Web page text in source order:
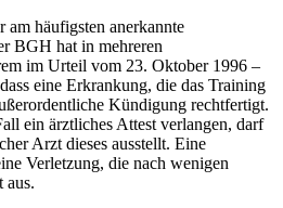
häufigsten anerkannte
BGH hat in mehreren
im Urteil vom 23. Oktober 1996 –
eine Erkrankung, die das Training
Kündigung rechtfertigt.
ein ärztliches Attest verlangen, darf
Arzt dieses ausstellt. Eine
Verletzung, die nach wenigen
aus.